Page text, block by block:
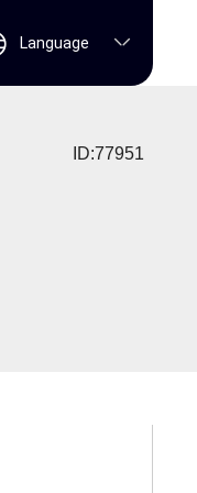
Language
ID:77951